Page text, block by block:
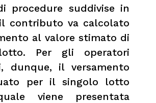
procedure suddivise in
contributo va calcolato
al valore stimato di
Per gli operatori
dunque, il versamento
per il singolo lotto
viene presentata